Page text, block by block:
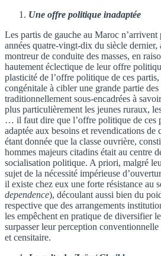
Une offre politique inadaptée
Les partis de gauche au Maroc
années quatre-vingt-dix du siècle
montreur de conduite des masses, en
hautement éclectique de leur offre
plasticité de l’offre politique de ces
congénitale à cibler une grande partie des
traditionnellement sous-encadrées à
plus particulièrement les jeunes ruraux,
… il faut dire que l’offre politique de ces
adaptée aux besoins et revendications de
étant donnée que la classe ouvrière,
hommes majeurs citadins était au centre
socialisation politique. A priori, malgré
sujet de la nécessité impérieuse
il existe chez eux une forte résistance au
dependence), découlant aussi bien du
respective que des arrangements
les empêchent en pratique de diversifier
surpasser leur perception
et censitaire.